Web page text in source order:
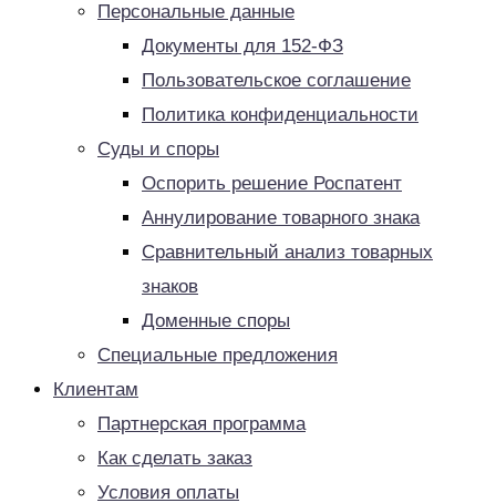
Персональные данные
Документы для 152-ФЗ
Пользовательское соглашение
Политика конфиденциальности
Суды и споры
Оспорить решение Роспатент
Аннулирование товарного знака
Сравнительный анализ товарных
знаков
Доменные споры
Специальные предложения
Клиентам
Партнерская программа
Как сделать заказ
Условия оплаты